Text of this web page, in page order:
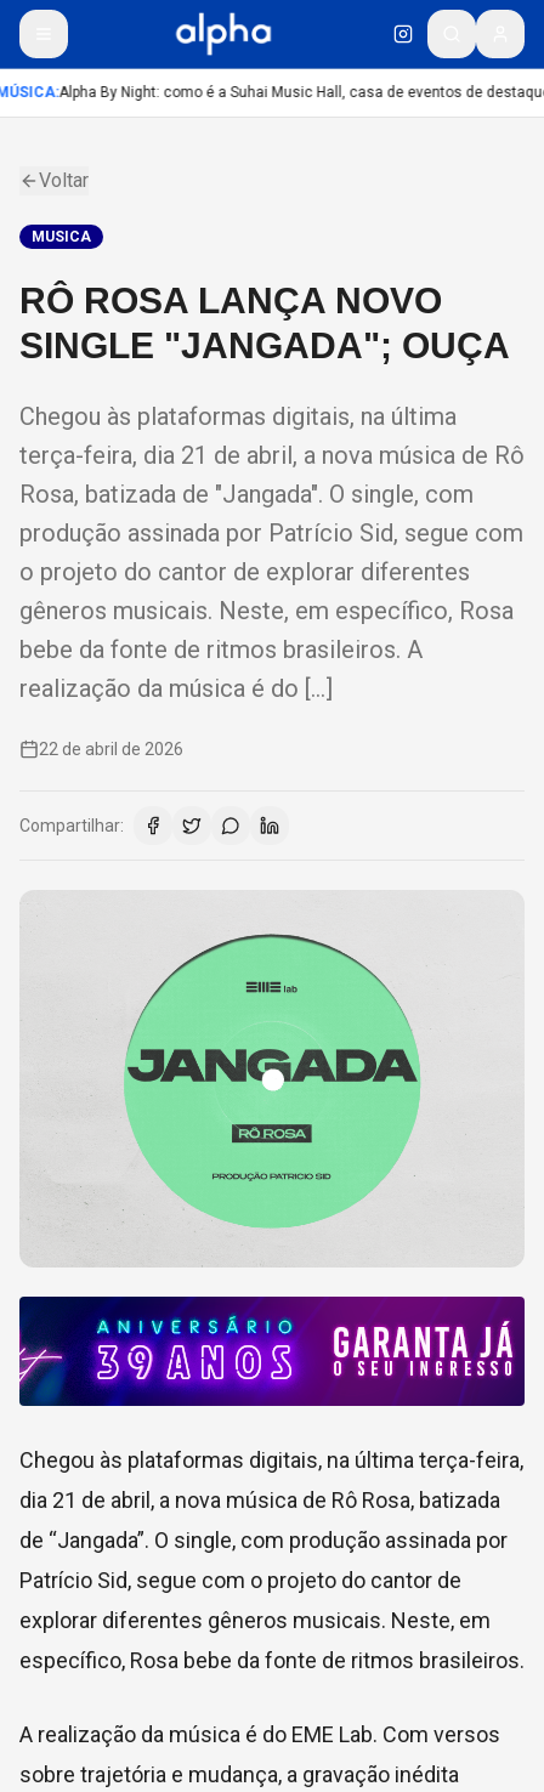
:Alpha By Night: como é a Suhai Music Hall, casa de eventos de
Voltar
MUSICA
RÔ ROSA LANÇA NOVO
SINGLE "JANGADA"; OUÇA
Chegou às plataformas digitais, na última
terça-feira, dia 21 de abril, a nova música de Rô
Rosa, batizada de "Jangada". O single, com
produção assinada por Patrício Sid, segue com
o projeto do cantor de explorar diferentes
gêneros musicais. Neste, em específico, Rosa
bebe da fonte de ritmos brasileiros. A
realização da música é do […]
22 de abril de 2026
Compartilhar:
Chegou às plataformas digitais, na última terça-feira,
dia 21 de abril, a nova música de Rô Rosa, batizada
de “Jangada”. O single, com produção assinada por
Patrício Sid, segue com o projeto do cantor de
explorar diferentes gêneros musicais. Neste, em
específico, Rosa bebe da fonte de ritmos brasileiros.
A realização da música é do EME Lab. Com versos
sobre trajetória e mudança, a gravação inédita